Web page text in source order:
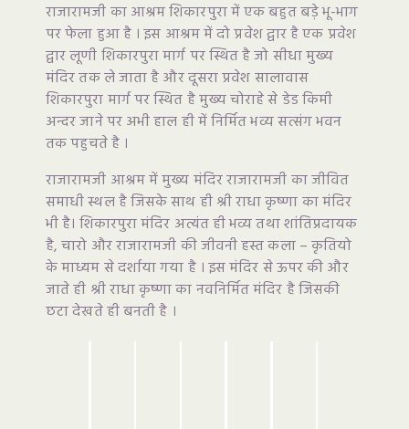
राजारामजी का आश्रम शिकारपुरा में एक बहुत बड़े भू-भाग
पर फेला हुआ है । इस आश्रम में दो प्रवेश द्वार है एक प्रवेश
द्वार लूणी शिकारपुरा मार्ग पर स्थित है जो सीधा मुख्य
मंदिर तक ले जाता है और दूसरा प्रवेश सालावास
शिकारपुरा मार्ग पर स्थित है मुख्य चोराहे से डेड किमी
अन्दर जाने पर अभी हाल ही में निर्मित भव्य सत्संग भवन
तक पहुचते है ।
राजारामजी आश्रम में मुख्य मंदिर राजारामजी का जीवित
समाधी स्थल है जिसके साथ ही श्री राधा कृष्णा का मंदिर
भी है। शिकारपुरा मंदिर अत्यंत ही भव्य तथा शांतिप्रदायक
है, चारो और राजारामजी की जीवनी हस्त कला – कृतियो
के माध्यम से दर्शाया गया है । इस मंदिर से ऊपर की और
जाते ही श्री राधा कृष्णा का नवनिर्मित मंदिर है जिसकी
छटा देखते ही बनती है ।